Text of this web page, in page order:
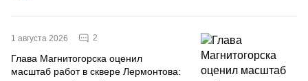
1 августа 2026 2
Глава Магнитогорска оценил
масштаб работ в сквере Лермонтова: